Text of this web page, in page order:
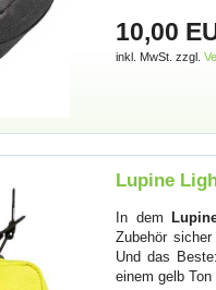
10,00
inkl. MwSt. zzgl.
Lupine
In dem
Zubehör
Und das
einem gelb Ton